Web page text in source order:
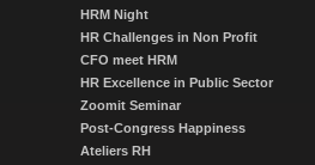
HRM Night
HR Challenges in Non Profit
CFO meet HRM
HR Excellence in Public Sector
Zoomit Seminar
Post-Congress Happiness
Ateliers RH